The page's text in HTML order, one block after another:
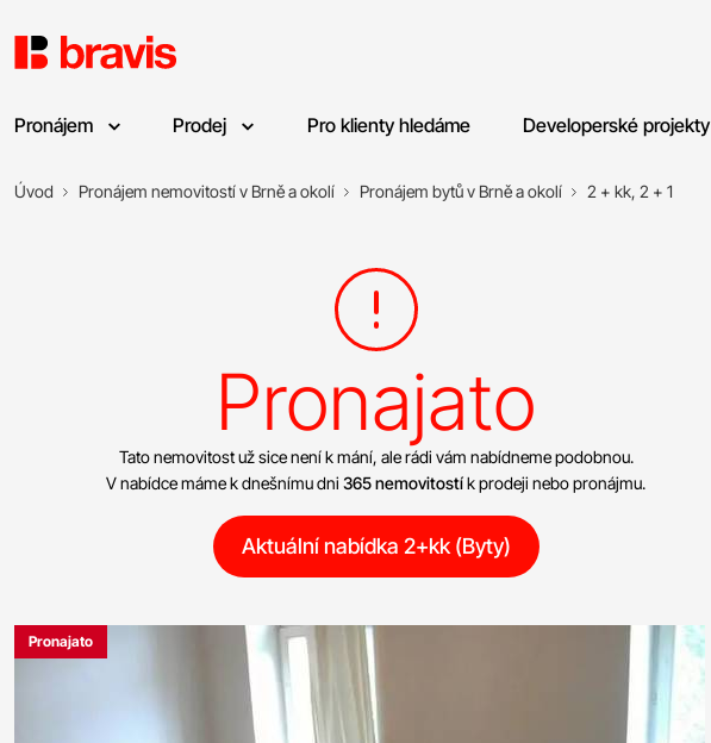
Pronájem Prodej Pro klienty hledáme Developerské projekty
Úvod Pronájem nemovitostí v Brně a okolí Pronájem bytů v Brně a okolí 2 + kk, 2 + 1
Pronajato
Tato nemovitost už sice není k mání, ale rádi vám nabídneme podobnou.
V nabídce máme k dnešnímu dni365 nemovitostík prodeji nebo pronájmu.
Aktuální nabídka 2+kk (Byty)
Pronajato